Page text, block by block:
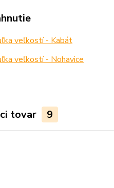
veľkostí - Kabát
veľkostí - Nohavice
tovar 9